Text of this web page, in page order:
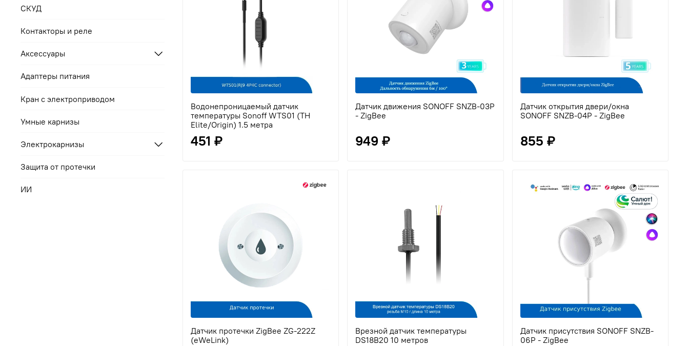
Водонепроницаемый датчик
температуры Sonoff WTS01 (TH
Elite/Origin) 1.5 метра
451 ₽
Датчик движения SONOFF SNZB-03P
- ZigBee
949 ₽
Датчик открытия двери/окна
SONOFF SNZB-04P - ZigBee
855 ₽
Датчик протечки ZigBee ZG-222Z
(eWeLink)
Врезной датчик температуры
DS18B20 10 метров
Датчик присутствия SONOFF SNZB-
06P - ZigBee
СКУД
Контакторы и реле
Аксессуары
Адаптеры питания
Кран с электроприводом
Умные карнизы
Электрокарнизы
Защита от протечки
ИИ